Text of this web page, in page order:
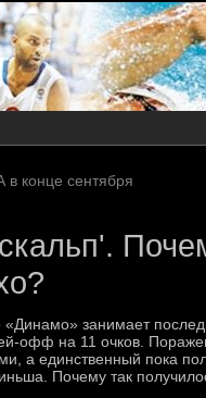
в конце сентября
занимает
офф на 11 очков.
а единственный пока
Почему так